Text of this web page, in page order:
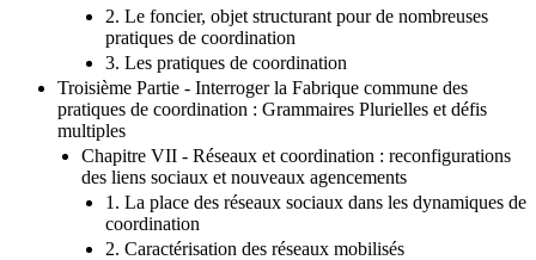
2. Le foncier, objet structurant pour de nombreuses
pratiques de coordination
3. Les pratiques de coordination
Troisième Partie - Interroger la Fabrique commune des
pratiques de coordination : Grammaires Plurielles et défis
multiples
Chapitre VII - Réseaux et coordination : reconfigurations
des liens sociaux et nouveaux agencements
1. La place des réseaux sociaux dans les dynamiques de
coordination
2. Caractérisation des réseaux mobilisés